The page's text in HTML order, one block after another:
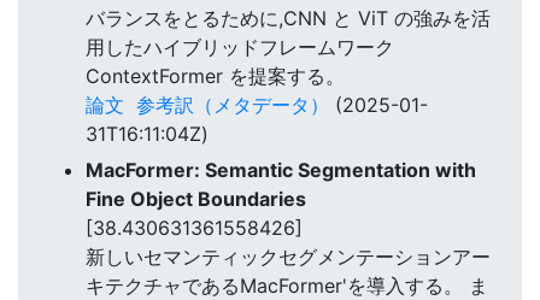
バランスをとるために,CNN と ViT の強みを活
用したハイブリッドフレームワーク
ContextFormer を提案する。
論文 参考訳（メタデータ）
(2025-01-
31T16:11:04Z)
MacFormer: Semantic Segmentation with
Fine Object Boundaries
[38.430631361558426]
新しいセマンティックセグメンテーションアー
キテクチャであるMacFormer'を導入する。 ま